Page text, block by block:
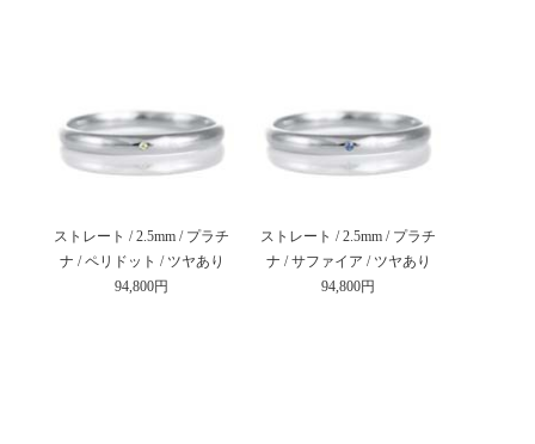
ストレート / 2.5mm / プラチ
ナ / ペリドット / ツヤあり
94,800円
ストレート / 2.5mm / プラチ
ナ / サファイア / ツヤあり
94,800円